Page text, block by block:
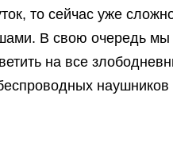
то сейчас уже
В свою очередь мы
на все